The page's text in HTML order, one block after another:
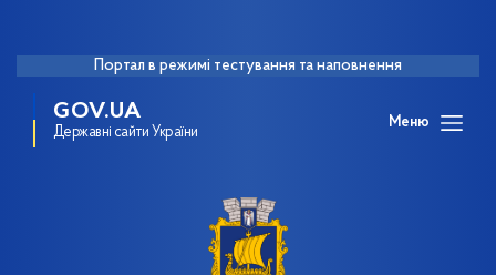
Портал в режимі тестування та наповнення
GOV.UA
Державні сайти України
Меню